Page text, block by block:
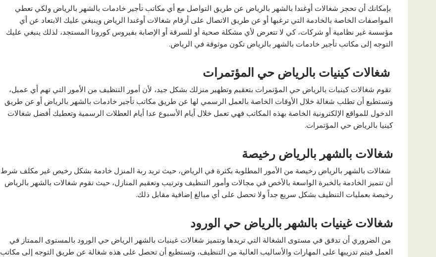
بإمكانك أن تحجز شغالات أوغندا بالشهر بالرياض عن طريق التواصل مع أي مكاتب تأجير خادمات بالشهر بالرياض ولكي تعطي
المواصفات الخاصة بالخادمة التي ترغبها أو عن طريق الاتصال على أرقام شغالات أوغندا الرياض وينبغي عليك الابتعاد عن أي
مؤسسة غير نظامية أو شركات، كي لا تتعرض لأي مشكلة صحية أو للسرقة أو الإصابة بفيروس كورونا المستجد، لذلك ينبغي عليك
التوجه إلى مكاتب تأجير خادمات بالشهر بالرياض تكون موثوقة في الرياض.
شغالات كينيات بالرياض حي المؤتمرات
تقوم شغالات كينيات بالرياض حي المؤتمرات بتعقيم وتطهير منزلك بشكل جيد، لأن أمور التنظيف من الأمور التي تهم أي عميل،
وتستطيع أن تطلب شغالة خلال الأوقات الخاصة بالعمل الرسمي لها عن طريق مكاتب تأجير خادمات بالشهر بالرياض أو عن طريق
الدخول للمواقع الإلكترونية الخاصة بهذه المكاتب فهي تعمل خلال أيام الأسبوع عدا أيام العطلات الرسمية وتعطيك أفضل شغالات
كينيا بالرياض حي المؤتمرات.
شغالات بالشهر بالرياض رخيصة
شغالات بالشهر بالرياض رخيصة من الأمور المطلوبة بكثرة في الرياض، حيث تريد ربة المنزل خادمة بشكل رخيص غير مكلف شرط
أن تتميز الخادمة بالخبرة الواسعة بالأخص في مجالات وأمور التنظيف وترتيب وتعقيم المنازل، حيث تقوم شغالات بالشهر بالرياض
رخيصة بعمليات التنظيف بشكل سريع جداً ولا تحصل على أي مبالغ إضافية مقابل ذلك.
شغالات غينيات بالشهر بالرياض حي الورود
من الضروري أن تدقق في مستوى الشغالة التي تريدها وتتميز شغالات غينيات بالشهر الرياض حي الورود بالمستوى الممتاز في
العمل فيتم تدريبها على المهارات والأساليب العالية من التنظيف، وتستطيع أن تحصل على هذه شغالة عن طريق التوجه إلى مكاتب